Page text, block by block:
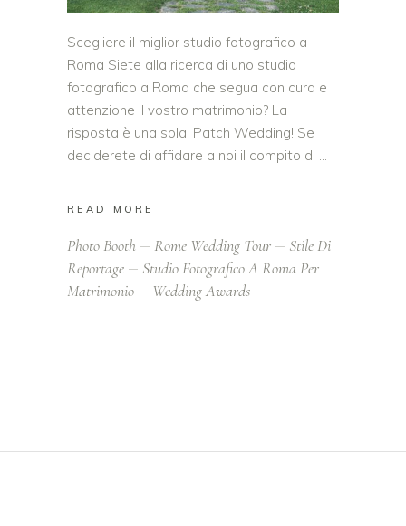
Scegliere il miglior studio fotografico a
Roma Siete alla ricerca di uno studio
fotografico a Roma che segua con cura e
attenzione il vostro matrimonio? La
risposta è una sola: Patch Wedding! Se
deciderete di affidare a noi il compito di
READ MORE
Photo Booth Rome Wedding Tour
Stile Di
Reportage
Studio Fotografico A Roma Per
Matrimonio
Wedding Awards